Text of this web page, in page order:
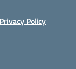
Privacy Policy